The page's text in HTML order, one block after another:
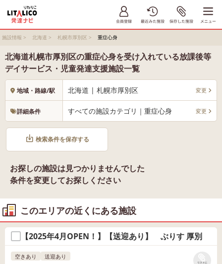
施設情報 > 北海道 > 札幌市厚別区 > 重症心身
北海道札幌市厚別区の重症心身を受け入れている放課後等
デイサービス・児童発達支援施設一覧
地域・路線/駅 北海道 | 札幌市厚別区 変更
詳細条件 すべての施設カテゴリ｜重症心身 変更
検索条件を保存する
お探しの施設は見つかりませんでした
条件を変更してお探しください
このエリアの近くにある施設
【2025年4月OPEN！】【送迎あり】 ぶりす 厚別
リストに
空きあり 送迎あり